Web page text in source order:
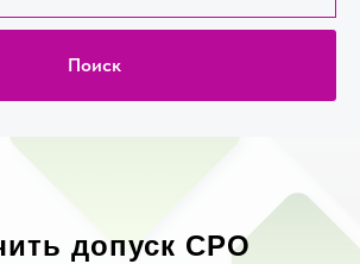
КОНТАКТЫ
Поиск
допуск СРО